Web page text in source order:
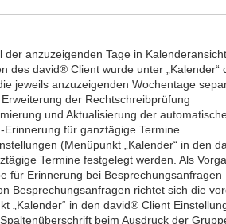
der anzuzeigenden Tage in
des david® Client wurde unter
jeweils anzuzeigenden Wochentage
der Rechtschreibprüfung
und Aktualisierung der
Erinnerung für ganztägige Termine
(Menüpunkt „Kalender“ in den
Termine festgelegt werden. Als
für Erinnerung bei Besprechungsanfragen
Besprechungsanfragen richtet sich die
„Kalender“ in den david® Client
beim Ausdruck der